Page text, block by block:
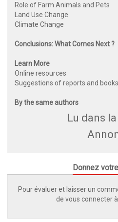
Role of Farm Animals and Pets
Land Use Change
Climate Change
Conclusions: What Comes Next ?
Learn More
Online resources
Suggestions of reports and books
By the same authors
Lu dans
Donnez
Pour évaluer et laisser un
de vous connecter